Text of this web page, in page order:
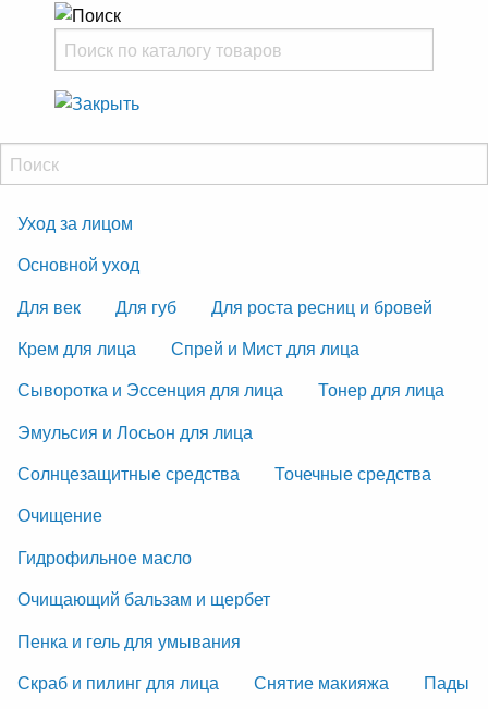
Уход за лицом
Основной уход
Для век
Для губ
Для роста ресниц и бровей
Крем для лица
Спрей и Мист для лица
Сыворотка и Эссенция для лица
Тонер для лица
Эмульсия и Лосьон для лица
Солнцезащитные средства
Точечные средства
Очищение
Гидрофильное масло
Очищающий бальзам и щербет
Пенка и гель для умывания
Скраб и пилинг для лица
Снятие макияжа
Пады